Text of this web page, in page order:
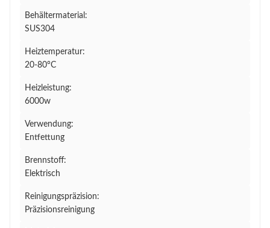
Behältermaterial:
SUS304
Heiztemperatur:
20-80°C
Heizleistung:
6000w
Verwendung:
Entfettung
Brennstoff:
Elektrisch
Reinigungspräzision:
Präzisionsreinigung